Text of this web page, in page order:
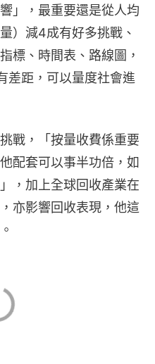
」，最重要還是從人均
）減4成有好多挑戰、
標、時間表、路線圖，
差距，可以量度社會進
戰，「按量收費係重要
配套可以事半功倍，如
，加上全球回收產業在
亦影響回收表現，他這